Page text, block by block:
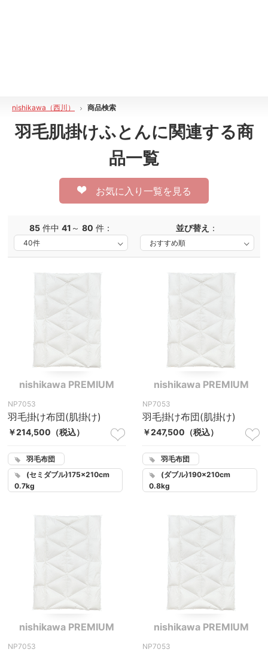
nishikawa（西川） 商品検索
羽毛肌掛けふとんに関連する商
品一覧
お気に入り一覧を見る
85 件中41 ～80 件： 並び替え ：
nishikawa PREMIUM
NP7053
羽毛掛け布団(肌掛け)
￥214,500 （税込）
羽毛布団
(セミダブル)175×210cm
0.7kg
nishikawa PREMIUM
NP7053
羽毛掛け布団(肌掛け)
￥247,500 （税込）
羽毛布団
(ダブル)190×210cm
0.8kg
nishikawa PREMIUM
NP7053
nishikawa PREMIUM
NP7053